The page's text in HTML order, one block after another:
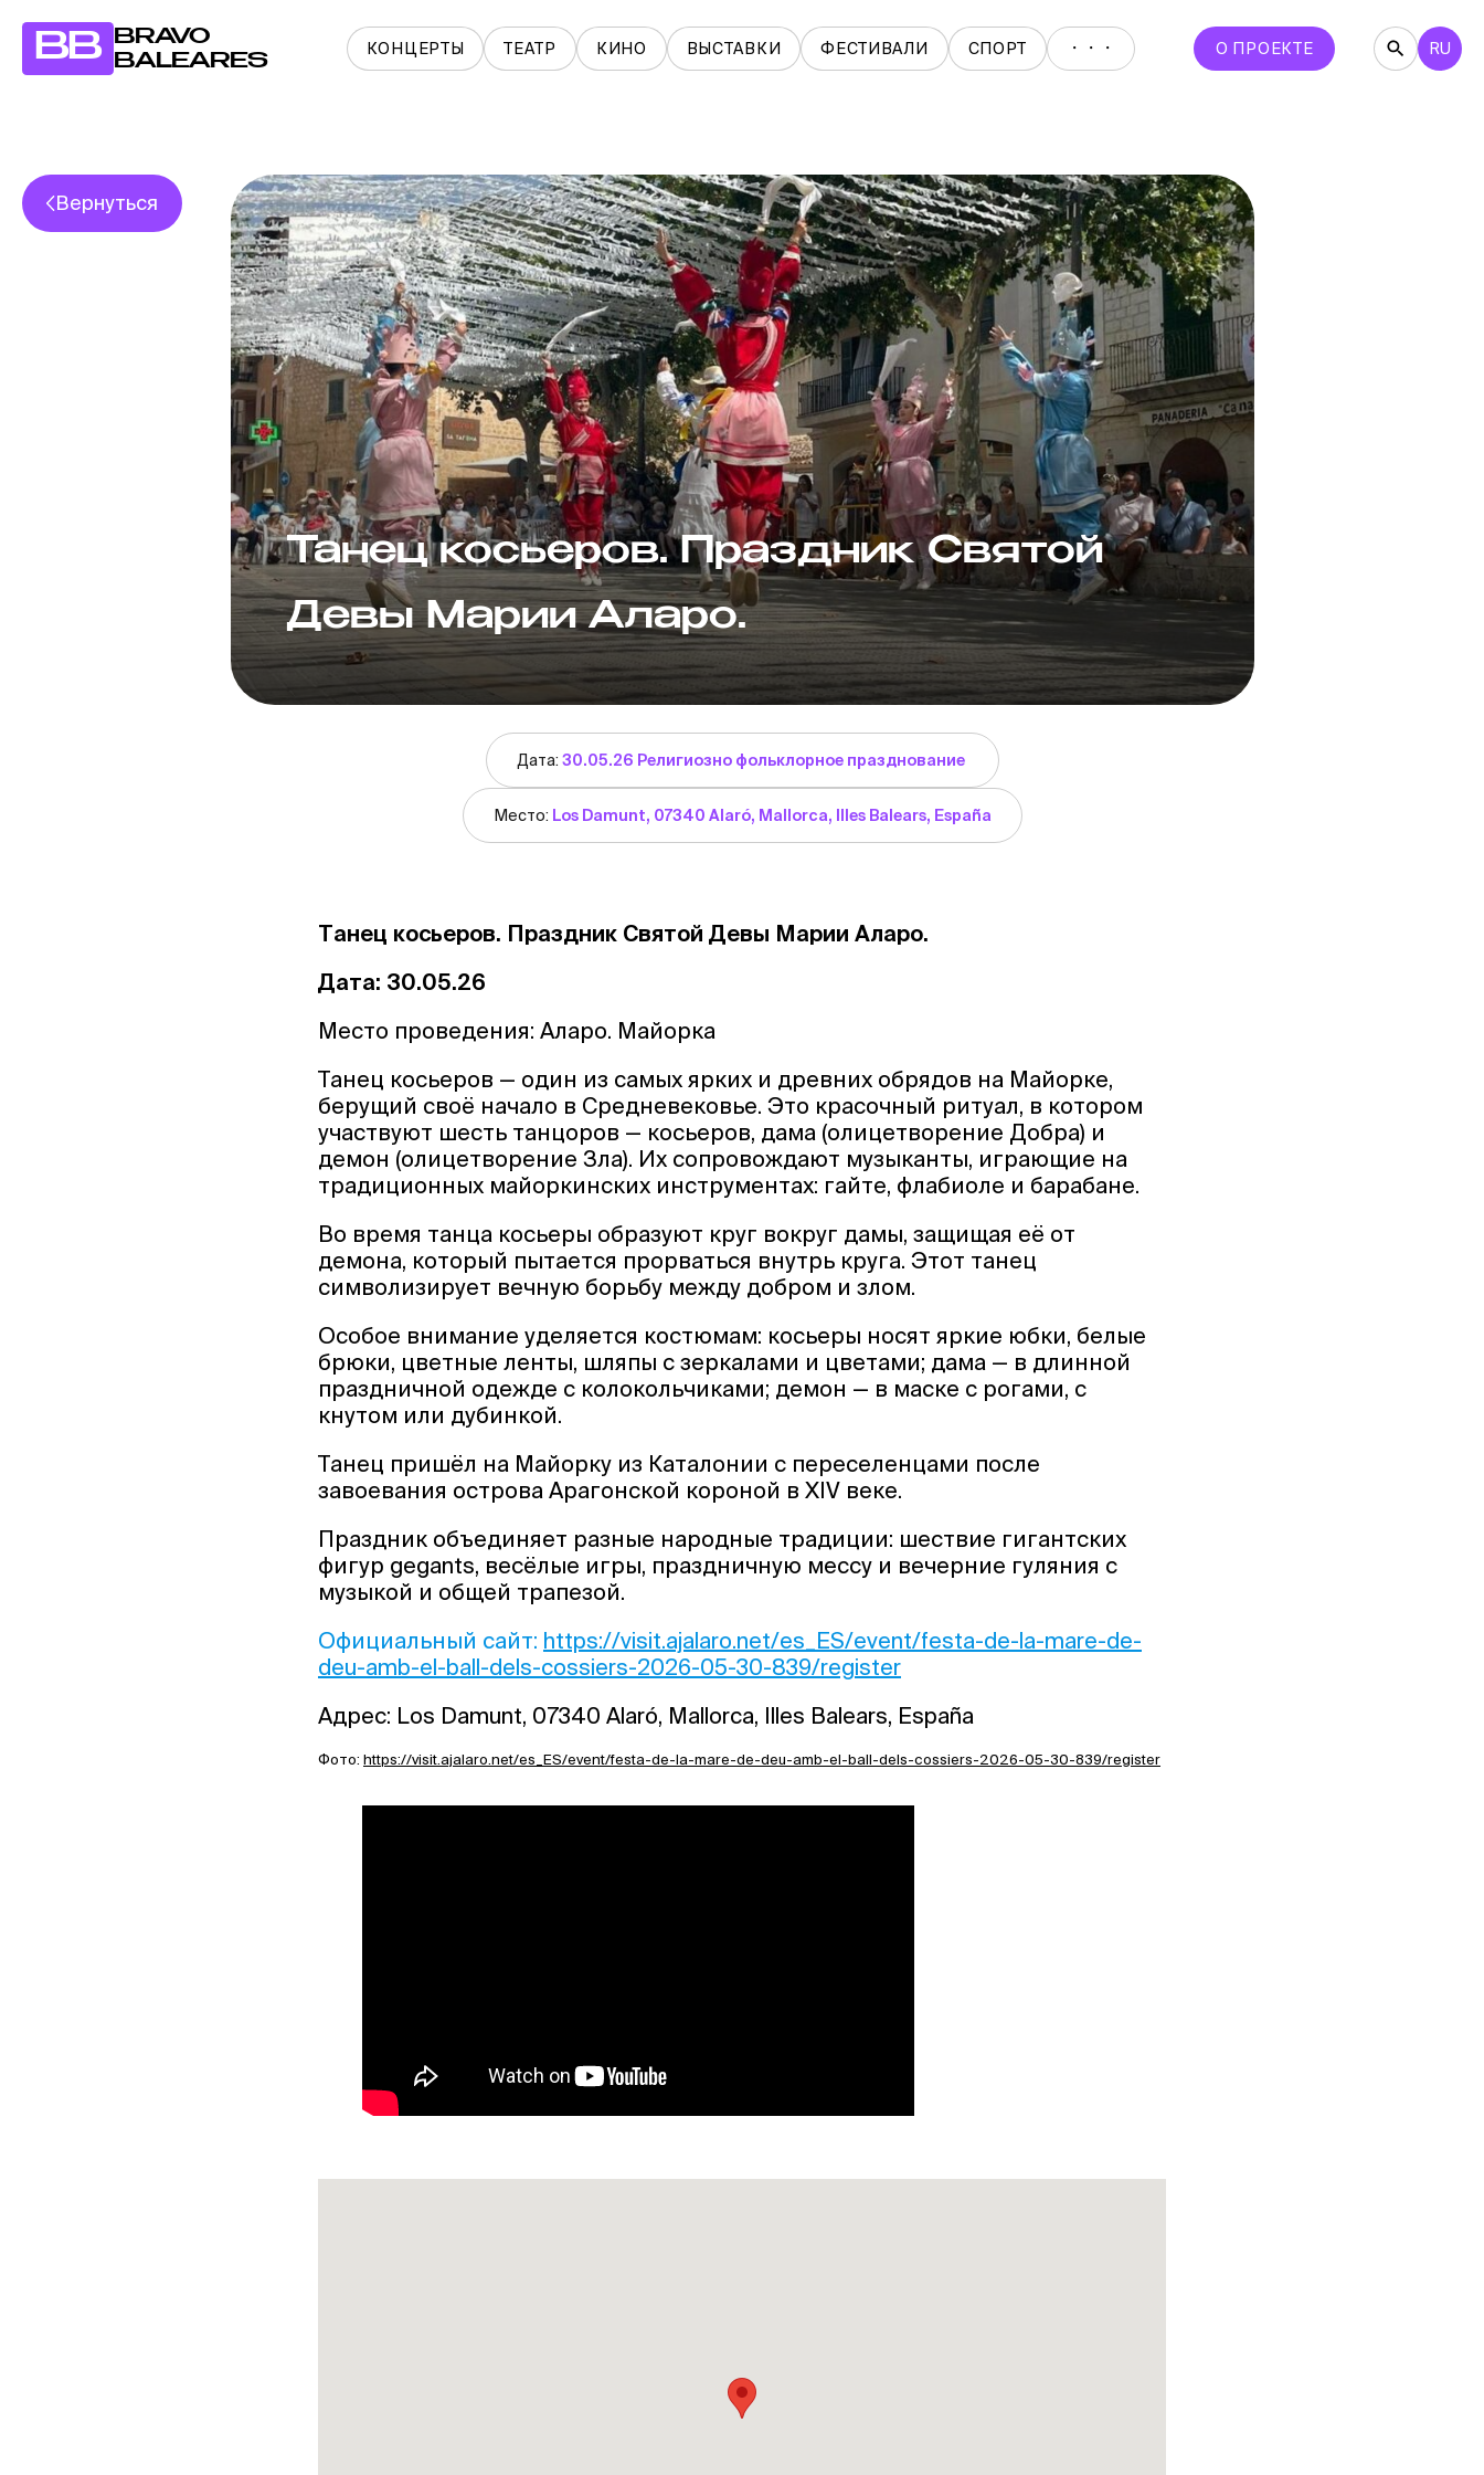
BB
BRAVO
BALEARES
КОНЦЕРТЫ ТЕАТР КИНО ВЫСТАВКИ ФЕСТИВАЛИ СПОРТ ・・・ О ПРОЕКТЕ RU
Вернуться
Танец косьеров. Праздник Святой
Девы Марии Аларо.
Дата: 30.05.26 Религиозно фольклорное празднование
Место: Los Damunt, 07340 Alaró, Mallorca, Illes Balears, España
Танец косьеров. Праздник Святой Девы Марии Аларо.
Дата: 30.05.26
Место проведения: Аларо. Майорка
Танец косьеров — один из самых ярких и древних обрядов на Майорке,
берущий своё начало в Средневековье. Это красочный ритуал, в котором
участвуют шесть танцоров — косьеров, дама (олицетворение Добра) и
демон (олицетворение Зла). Их сопровождают музыканты, играющие на
традиционных майоркинских инструментах: гайте, флабиоле и барабане.
Во время танца косьеры образуют круг вокруг дамы, защищая её от
демона, который пытается прорваться внутрь круга. Этот танец
символизирует вечную борьбу между добром и злом.
Особое внимание уделяется костюмам: косьеры носят яркие юбки, белые
брюки, цветные ленты, шляпы с зеркалами и цветами; дама — в длинной
праздничной одежде с колокольчиками; демон — в маске с рогами, с
кнутом или дубинкой.
Танец пришёл на Майорку из Каталонии с переселенцами после
завоевания острова Арагонской короной в XIV веке.
Праздник объединяет разные народные традиции: шествие гигантских
фигур gegants, весёлые игры, праздничную мессу и вечерние гуляния с
музыкой и общей трапезой.
Официальный сайт: https://visit.ajalaro.net/es_ES/event/festa-de-la-mare-de-
deu-amb-el-ball-dels-cossiers-2026-05-30-839/register
Адрес: Los Damunt, 07340 Alaró, Mallorca, Illes Balears, España
Фото: https://visit.ajalaro.net/es_ES/event/festa-de-la-mare-de-deu-amb-el-ball-dels-cossiers-2026-05-30-839/register